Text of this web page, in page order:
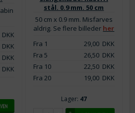
DKK
stål. 0.9 mm. 50 cm
50 cm x 0.9 mm. Misfarves
aldrig. Se flere billeder her
Fra 1
29,00DKK
Fra 5
26,50DKK
Fra 10
22,50DKK
Fra 20
19,00DKK
Lager: 47